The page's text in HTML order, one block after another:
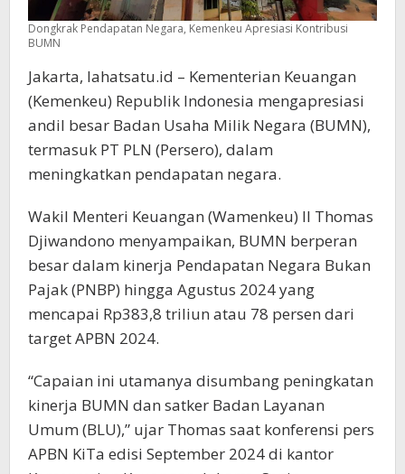
Dongkrak Pendapatan Negara, Kemenkeu Apresiasi Kontribusi
BUMN
Jakarta, lahatsatu.id – Kementerian Keuangan
(Kemenkeu) Republik Indonesia mengapresiasi
andil besar Badan Usaha Milik Negara (BUMN),
termasuk PT PLN (Persero), dalam
meningkatkan pendapatan negara.
Wakil Menteri Keuangan (Wamenkeu) II Thomas
Djiwandono menyampaikan, BUMN berperan
besar dalam kinerja Pendapatan Negara Bukan
Pajak (PNBP) hingga Agustus 2024 yang
mencapai Rp383,8 triliun atau 78 persen dari
target APBN 2024.
“Capaian ini utamanya disumbang peningkatan
kinerja BUMN dan satker Badan Layanan
Umum (BLU),” ujar Thomas saat konferensi pers
APBN KiTa edisi September 2024 di kantor